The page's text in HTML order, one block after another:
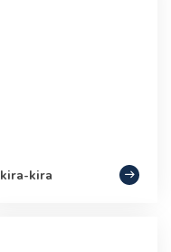
kira-kira